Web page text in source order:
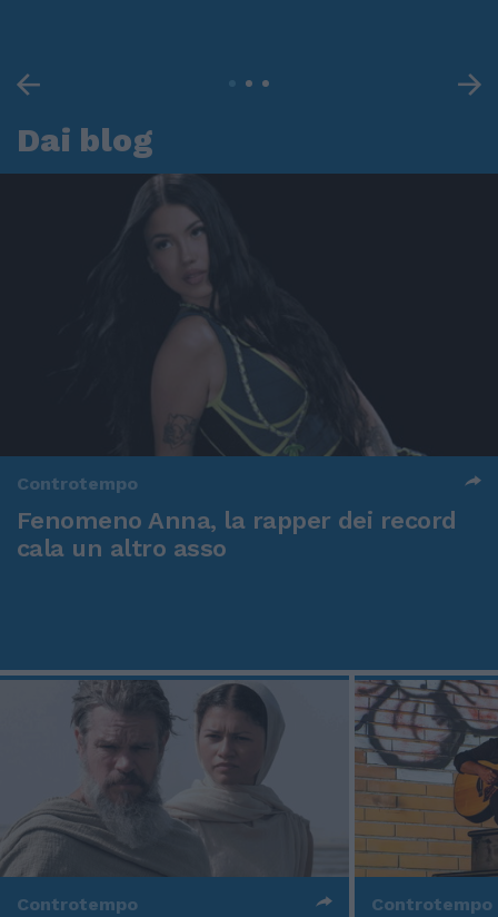
Dai blog
Controtempo
Fenomeno Anna, la rapper dei record
cala un altro asso
Controtempo Controtempo